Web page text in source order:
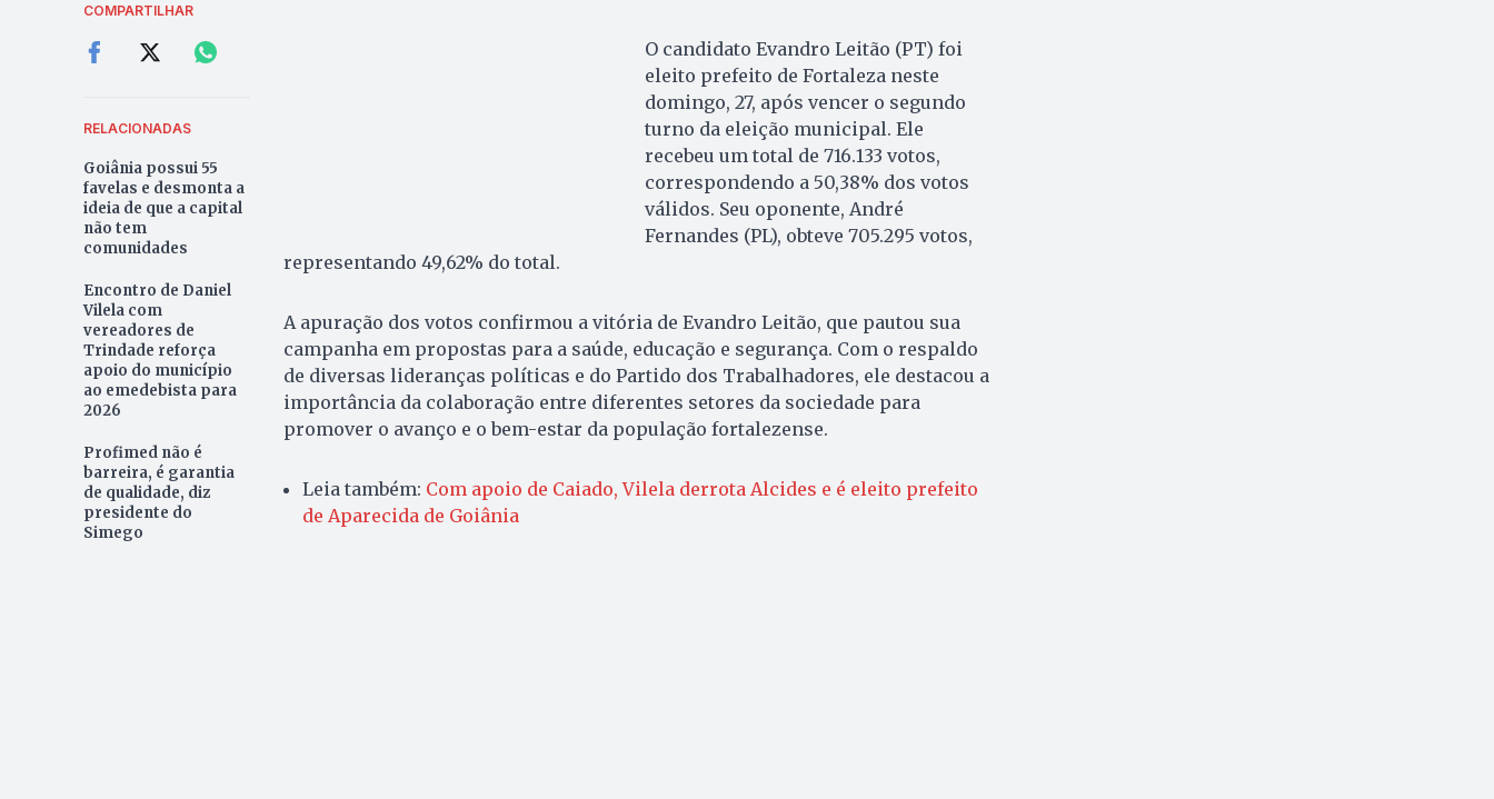
COMPARTILHAR
RELACIONADAS
Goiânia possui 55
favelas e desmonta a
ideia de que a capital
não tem
comunidades
Encontro de Daniel
Vilela com
vereadores de
Trindade reforça
apoio do município
ao emedebista para
2026
Profimed não é
barreira, é garantia
de qualidade, diz
presidente do
Simego
O candidato Evandro Leitão (PT) foi
eleito prefeito de Fortaleza neste
domingo, 27, após vencer o segundo
turno da eleição municipal. Ele
recebeu um total de 716.133 votos,
correspondendo a 50,38% dos votos
válidos. Seu oponente, André
Fernandes (PL), obteve 705.295 votos,
representando 49,62% do total.
A apuração dos votos confirmou a vitória de Evandro Leitão, que pautou sua
campanha em propostas para a saúde, educação e segurança. Com o respaldo
de diversas lideranças políticas e do Partido dos Trabalhadores, ele destacou a
importância da colaboração entre diferentes setores da sociedade para
promover o avanço e o bem-estar da população fortalezense.
Leia também: Com apoio de Caiado, Vilela derrota Alcides e é eleito prefeito
de Aparecida de Goiânia